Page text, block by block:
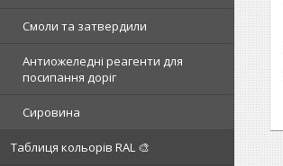
Смоли та затвердили
Антиожеледні реагенти для
посипання доріг
Сировина
Таблиця кольорів RAL 🎨